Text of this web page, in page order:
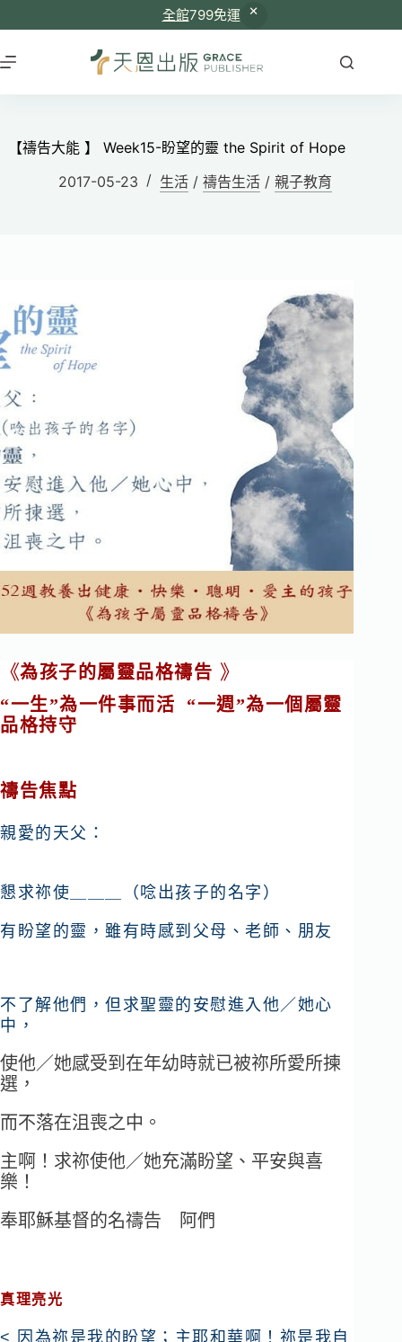
全館799免運
【禱告大能 】 Week15-盼望的靈 the Spirit of Hope
2017-05-23
生活/ 禱告生活/ 親子教育
《為孩子的屬靈品格禱告 》
“一生”為一件事而活 “一週”為一個屬靈
品格持守
禱告焦點
親愛的天父：
懇求祢使＿＿＿（唸出孩子的名字）
有盼望的靈，雖有時感到父母、老師、朋友
不了解他們，但求聖靈的安慰進入他／她心
中，
使他／她感受到在年幼時就已被祢所愛所揀
選，
而不落在沮喪之中。
主啊！求祢使他／她充滿盼望、平安與喜
樂！
奉耶穌基督的名禱告 阿們
真理亮光
< 因為祢是我的盼望；主耶和華啊！祢是我自